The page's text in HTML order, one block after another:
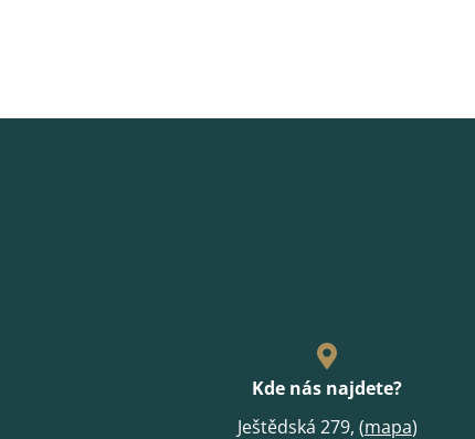
Kde nás najdete?
Ještědská 279, (mapa)